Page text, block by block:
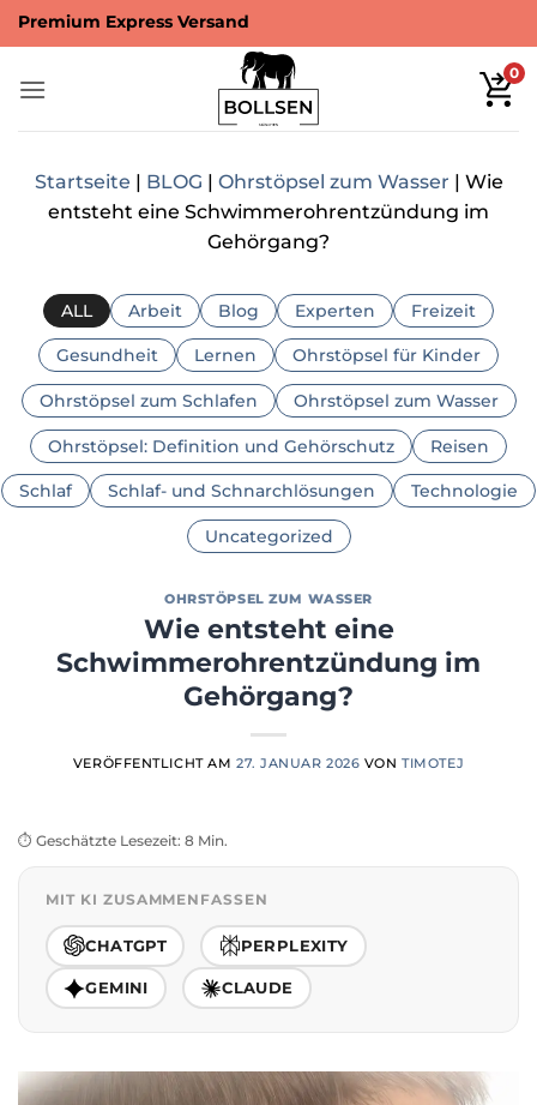
Zum
Inhalt
Premium Express Versand
0
Startseite | BLOG | Ohrstöpsel zum Wasser | Wie
entsteht eine Schwimmerohrentzündung im
Gehörgang?
ALL Arbeit Blog Experten Freizeit
Gesundheit Lernen Ohrstöpsel für Kinder
Ohrstöpsel zum Schlafen Ohrstöpsel zum Wasser
Ohrstöpsel: Definition und Gehörschutz Reisen
Schlaf Schlaf- und Schnarchlösungen Technologie
Uncategorized
OHRSTÖPSEL ZUM WASSER
Wie entsteht eine
Schwimmerohrentzündung im
Gehörgang?
VERÖFFENTLICHT AM 27. JANUAR 2026 VONTIMOTEJ
⏱️ Geschätzte Lesezeit: 8 Min.
MIT KI ZUSAMMENFASSEN
CHATGPT PERPLEXITY
GEMINI CLAUDE